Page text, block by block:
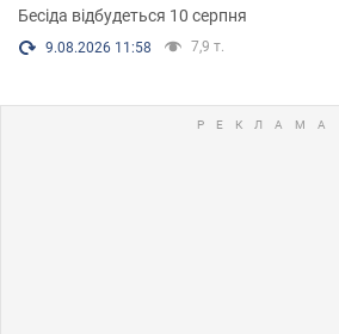
Бесіда відбудеться 10 серпня
9.08.2026 11:58 7,9 т.